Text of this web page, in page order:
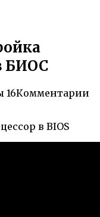
БИОС
16Комментарии